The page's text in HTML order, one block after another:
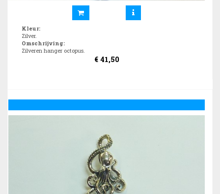
Kleur:
Zilver.
Omschrijving:
Zilveren hanger octopus.
€ 41,50